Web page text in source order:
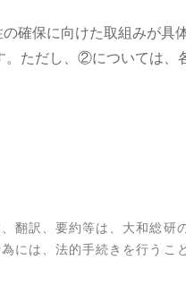
確保に向けた取組みが
ただし、②については、
訳、要約等は、大和総研
には、法的手続きを行うこ